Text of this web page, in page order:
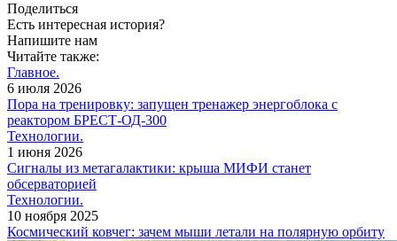
Поделиться
Есть интересная история?
Напишите нам
Читайте также:
Главное.
6 июля 2026
Пора на тренировку: запущен тренажер энергоблока с
реактором БРЕСТ-ОД-300
Технологии.
1 июня 2026
Сигналы из метагалактики: крыша МИФИ станет
обсерваторией
Технологии.
10 ноября 2025
Космический ковчег: зачем мыши летали на полярную орбиту